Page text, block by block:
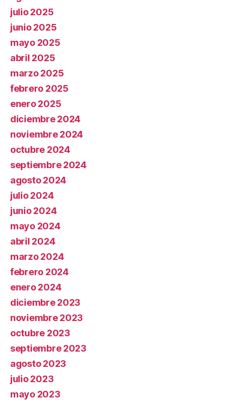
julio 2025
junio 2025
mayo 2025
abril 2025
marzo 2025
febrero 2025
enero 2025
diciembre 2024
noviembre 2024
octubre 2024
septiembre 2024
agosto 2024
julio 2024
junio 2024
mayo 2024
abril 2024
marzo 2024
febrero 2024
enero 2024
diciembre 2023
noviembre 2023
octubre 2023
septiembre 2023
agosto 2023
julio 2023
mayo 2023